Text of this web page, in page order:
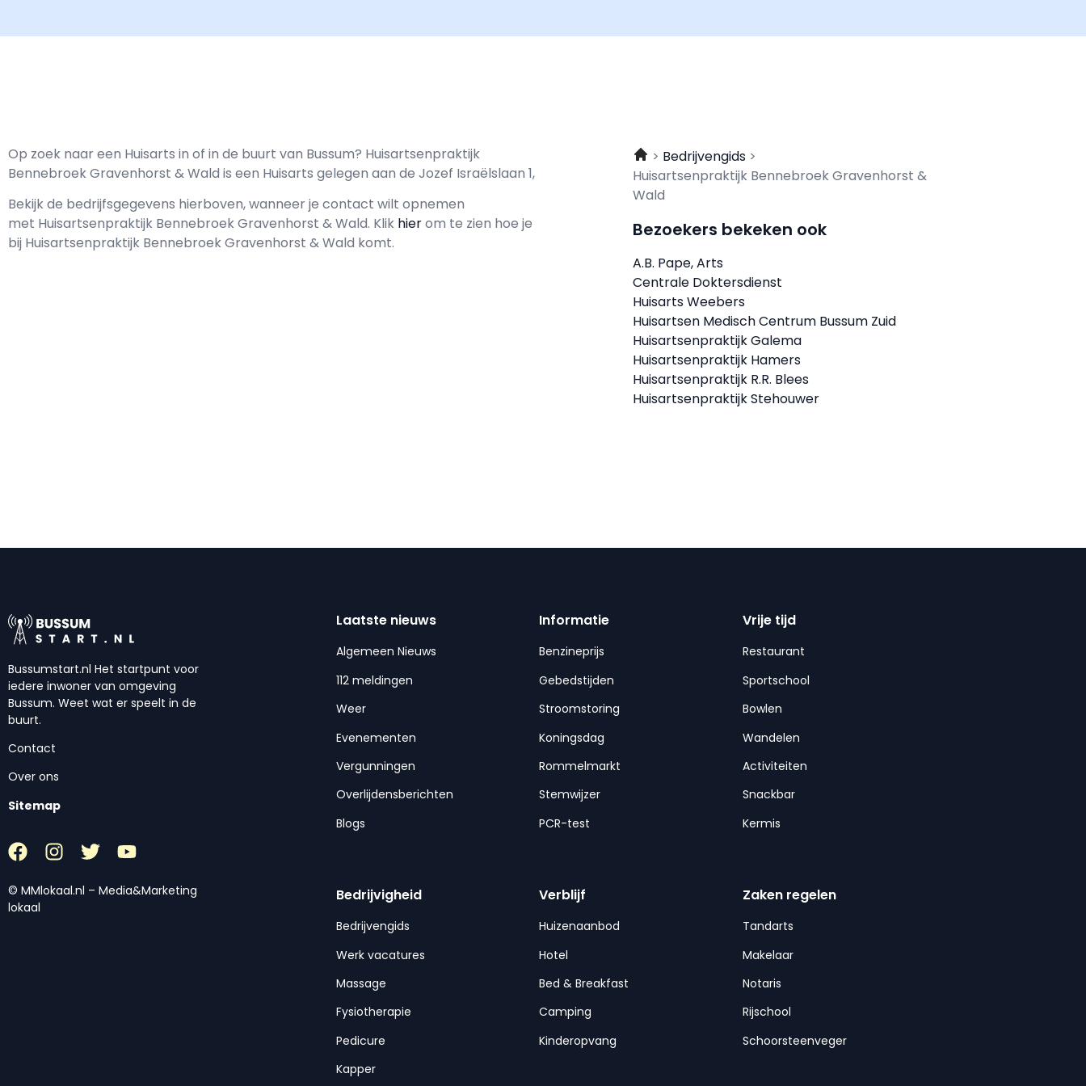
Op zoek naar een Huisarts in of in de buurt van Bussum? Huisartsenpraktijk
Bennebroek Gravenhorst & Wald is een Huisarts gelegen aan de Jozef Israëlslaan 1,
Bekijk de bedrijfsgegevens hierboven, wanneer je contact wilt opnemen
met Huisartsenpraktijk Bennebroek Gravenhorst & Wald. Klik hierom te zien hoe je
bij Huisartsenpraktijk Bennebroek Gravenhorst & Wald komt.
Bedrijvengids
Huisartsenpraktijk Bennebroek Gravenhorst &
Wald
Bezoekers bekeken ook
A.B. Pape, Arts
Centrale Doktersdienst
Huisarts Weebers
Huisartsen Medisch Centrum Bussum Zuid
Huisartsenpraktijk Galema
Huisartsenpraktijk Hamers
Huisartsenpraktijk R.R. Blees
Huisartsenpraktijk Stehouwer
Bussumstart.nl Het startpunt voor
iedere inwoner van omgeving
Bussum. Weet wat er speelt in de
buurt.
Contact
Over ons
Sitemap
© MMlokaal.nl – Media&Marketing
lokaal
Laatste nieuws
Algemeen Nieuws
112 meldingen
Weer
Evenementen
Vergunningen
Overlijdensberichten
Blogs
Informatie
Benzineprijs
Gebedstijden
Stroomstoring
Koningsdag
Rommelmarkt
Stemwijzer
PCR-test
Vrije tijd
Restaurant
Sportschool
Bowlen
Wandelen
Activiteiten
Snackbar
Kermis
Bedrijvigheid
Bedrijvengids
Werk vacatures
Massage
Fysiotherapie
Pedicure
Kapper
Verblijf
Huizenaanbod
Hotel
Bed & Breakfast
Camping
Kinderopvang
Zaken regelen
Tandarts
Makelaar
Notaris
Rijschool
Schoorsteenveger